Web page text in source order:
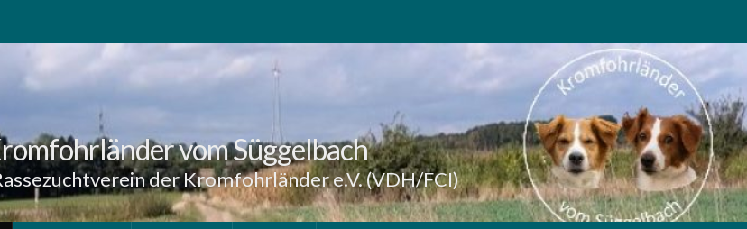
vom Süggelbach
der Kromfohrländer e.V. (VDH/FCI)